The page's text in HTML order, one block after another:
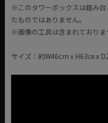
※このタワーボックスは踏み
たものではありません。
※画像の工具は含まれておりま
サイズ：約W46cm x H63㎝ x